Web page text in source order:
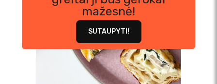
mažesnė!
SUTAUPYTI!